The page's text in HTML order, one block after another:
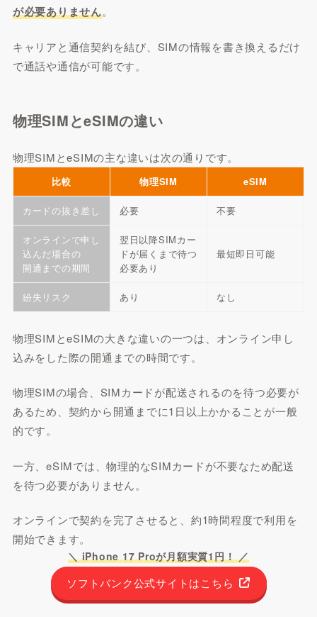
が必要ありません。
キャリアと通信契約を結び、SIMの情報を書き換えるだけ
で通話や通信が可能です。
物理SIMとeSIMの違い
物理SIMとeSIMの主な違いは次の通りです。
比較 物理SIM eSIM
カードの抜き差し 必要 不要
オンラインで申し
込んだ場合の
開通までの期間
翌日以降SIMカー
ドが届くまで待つ
必要あり
最短即日可能
紛失リスク あり なし
物理SIMとeSIMの大きな違いの一つは、オンライン申し
込みをした際の開通までの時間です。
物理SIMの場合、SIMカードが配送されるのを待つ必要が
あるため、契約から開通までに1日以上かかることが一般
的です。
一方、eSIMでは、物理的なSIMカードが不要なため配送
を待つ必要がありません。
オンラインで契約を完了させると、約1時間程度で利用を
開始できます。
＼ iPhone 17 Proが月額実質1円！ ／
ソフトバンク公式サイトはこちら